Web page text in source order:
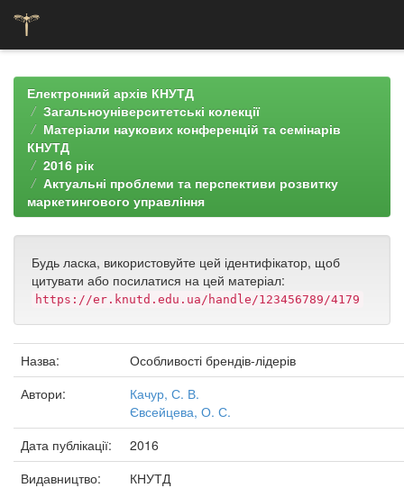
navigationЕлектронний архів КНУТД
Загальноуніверситетські колекції
Матеріали наукових конференцій та семінарів
КНУТД
2016 рік
Актуальні проблеми та перспективи розвитку
маркетингового управління
Будь ласка, використовуйте цей ідентифікатор, щоб
цитувати або посилатися на цей матеріал:
https://er.knutd.edu.ua/handle/123456789/4179
Назва:
Особливості брендів-лідерів
Автори:
Качур, С. В.
Євсейцева, О. С.
Дата публікації:
2016
Видавництво:
КНУТД